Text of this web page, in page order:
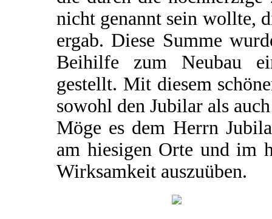
nicht genannt sein wollte,
ergab. Diese Summe
Beihilfe zum Neubau
gestellt. Mit diesem
sowohl den Jubilar als
Möge es dem Herrn
am hiesigen Orte und im
Wirksamkeit auszuüben.